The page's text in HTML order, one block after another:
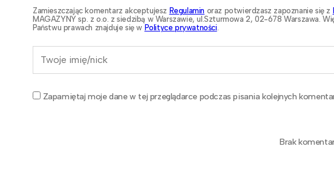
Zamieszczając komentarz akceptujesz Regulamin oraz potwierdzasz zapoznanie się z
MAGAZYNY sp. z o.o. z siedzibą w Warszawie, ul.Szturmowa 2, 02-678 Warszawa.
Państwu prawach znajduje się w Polityce prywatności
Zapamiętaj moje dane w tej przeglądarce podczas pisania kolejnych
Brak